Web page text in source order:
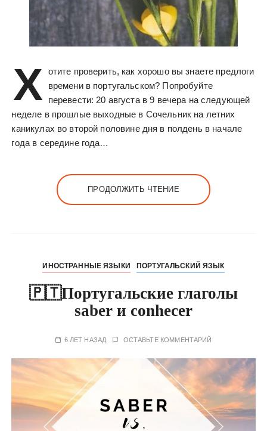
Х
отите проверить, как хорошо вы знаете предлоги
времени в португальском? Попробуйте
перевести: 20 августа в 9 вечера на следующей
неделе в прошлые выходные в Сочельник на летних
каникулах во второй половине дня в полдень в начале
года в середине года…
ПРОДОЛЖИТЬ ЧТЕНИЕ
ИНОСТРАННЫЕ ЯЗЫКИ ПОРТУГАЛЬСКИЙ ЯЗЫК
🇵🇹Португальские глаголы
saber и conhecer
6 ЛЕТ НАЗАД ОСТАВЬТЕ КОММЕНТАРИЙ